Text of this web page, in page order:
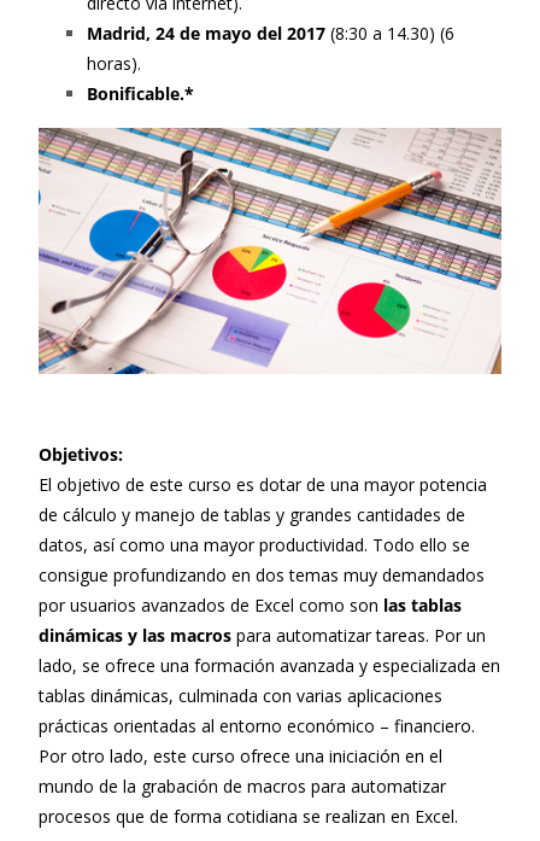
Madrid, 24 de mayo del 2017 (8:30 a 14.30) (6
horas).
Bonificable.*
Objetivos:
El objetivo de este curso es dotar de una mayor potencia
de cálculo y manejo de tablas y grandes cantidades de
datos, así como una mayor productividad. Todo ello se
consigue profundizando en dos temas muy demandados
por usuarios avanzados de Excel como son las tablas
dinámicas y las macros para automatizar tareas. Por un
lado, se ofrece una formación avanzada y especializada en
tablas dinámicas, culminada con varias aplicaciones
prácticas orientadas al entorno económico – financiero.
Por otro lado, este curso ofrece una iniciación en el
mundo de la grabación de macros para automatizar
procesos que de forma cotidiana se realizan en Excel.